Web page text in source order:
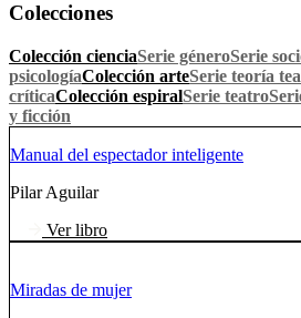
Colecciones
Colección cienciaSerie géneroSerie
psicologíaColección arteSerie teoría
críticaColección espiralSerie teatro
y ficción
Manual del espectador inteligente
Pilar Aguilar
Ver libro
Miradas de mujer